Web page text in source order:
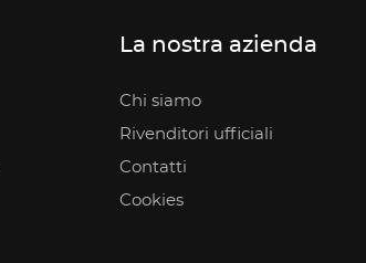
La nostra azienda
Chi siamo
Rivenditori ufficiali
Contatti
Cookies